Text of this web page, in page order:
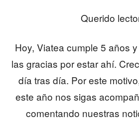
Querido
Hoy, Viatea cumple 5 años
las gracias por estar ahí.
día tras día. Por este
este año nos sigas
comentando nuestras